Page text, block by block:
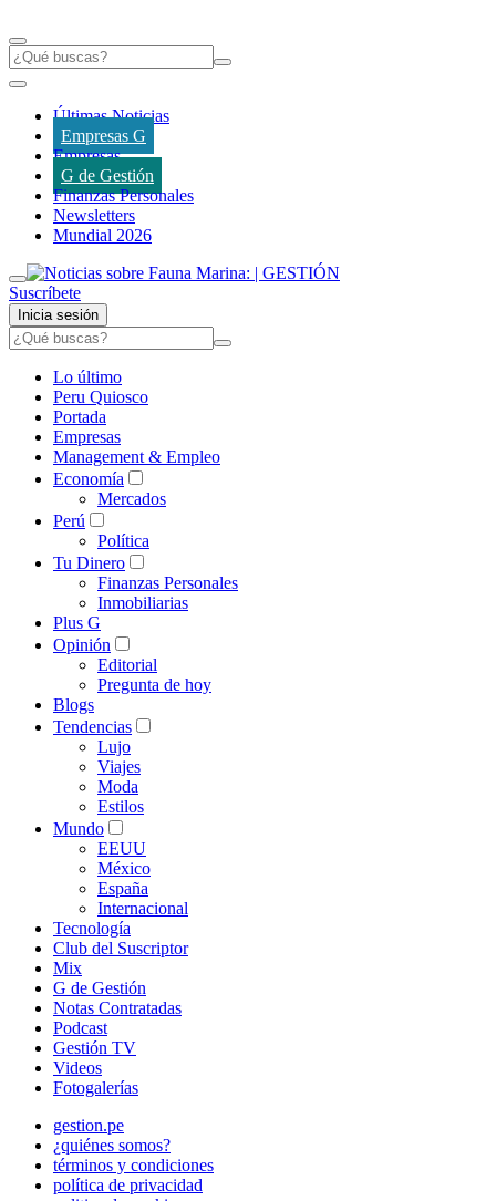
Últimas Noticias
Empresas G
Empresas
G de Gestión
Finanzas Personales
Newsletters
Mundial 2026
Suscríbete
Inicia sesión
Lo último
Peru Quiosco
Portada
Empresas
Management & Empleo
Economía
Mercados
Perú
Política
Tu Dinero
Finanzas Personales
Inmobiliarias
Plus G
Opinión
Editorial
Pregunta de hoy
Blogs
Tendencias
Lujo
Viajes
Moda
Estilos
Mundo
EEUU
México
España
Internacional
Tecnología
Club del Suscriptor
Mix
G de Gestión
Notas Contratadas
Podcast
Gestión TV
Videos
Fotogalerías
gestion.pe
¿quiénes somos?
términos y condiciones
política de privacidad